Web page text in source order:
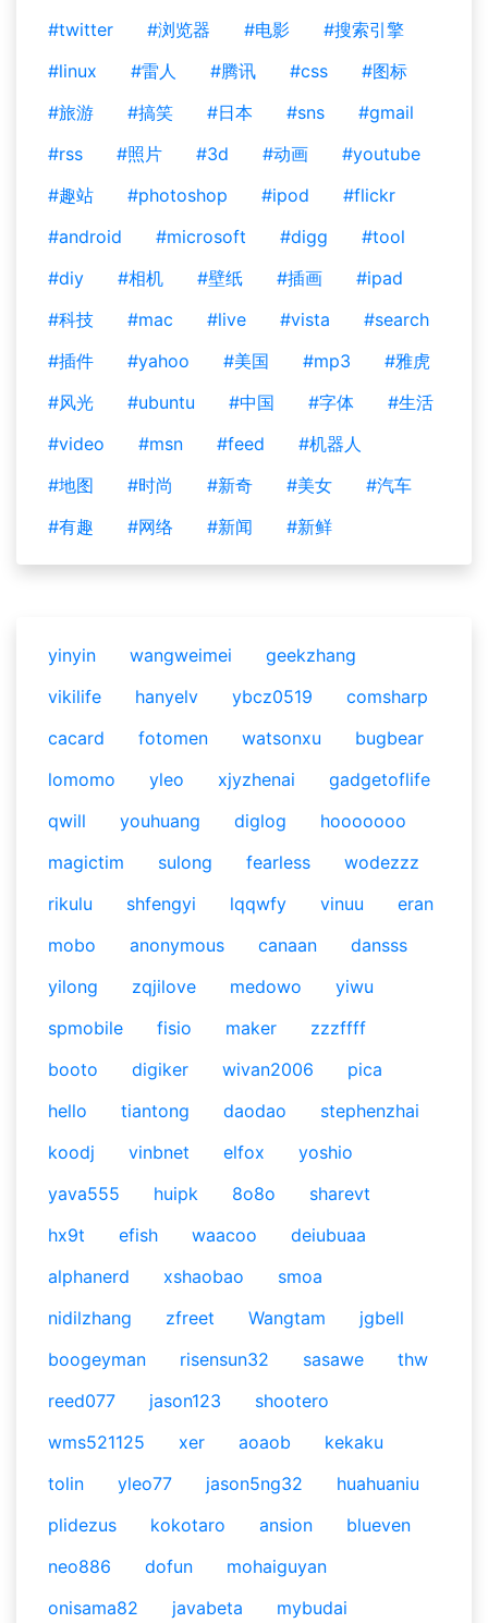
#twitter
#浏览器 #电影
#搜索引擎
#linux
#雷人 #腾讯 #css
#图标
#旅游
#搞笑 #日本 #sns
#gmail
#rss
#照片 #3d #动画
#youtube
#趣站
#photoshop #ipod
#flickr
#android
#microsoft #digg
#tool
#diy
#相机 #壁纸 #插画
#ipad
#科技
#mac #live #vista
#search
#插件
#yahoo #美国 #mp3
#雅虎
#风光
#ubuntu #中国 #字体
#生活
#video
#msn #feed
#机器人
#地图
#时尚 #新奇 #美女
#汽车
#有趣
#网络 #新闻 #新鲜
yinyin wangweimei
geekzhang
vikilife
hanyelv ybcz0519
comsharp
cacard
fotomen watsonxu
bugbear
lomomo
yleo xjyzhenai
gadgetoflife
qwill
youhuang diglog
hooooooo
magictim
sulong fearless
wodezzz
rikulu
shfengyi lqqwfy vinuu
eran
mobo
anonymous canaan
dansss
yilong
zqjilove medowo
yiwu
spmobile
fisio maker
zzzffff
booto
digiker wivan2006
pica
hello
tiantong daodao
stephenzhai
koodj
vinbnet elfox
yoshio
yava555
huipk 8o8o
sharevt
hx9t
efish waacoo
deiubuaa
alphanerd
xshaobao
smoa
nidilzhang
zfreet Wangtam
jgbell
boogeyman
risensun32 sasawe
thw
reed077
jason123
shootero
wms521125
xer aoaob
kekaku
tolin
yleo77 jason5ng32
huahuaniu
plidezus
kokotaro ansion
blueven
neo886
dofun
mohaiguyan
onisama82
javabeta mybudai